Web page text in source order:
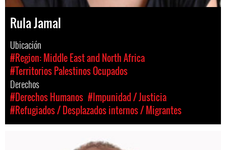
Rula Jamal
Ubicación
#Region: Middle East and North Africa
#Territorios Palestinos Ocupados
Derechos
#Derechos Humanos #Impunidad / Justicia
#Refugiados / Desplazados internos / Migrantes